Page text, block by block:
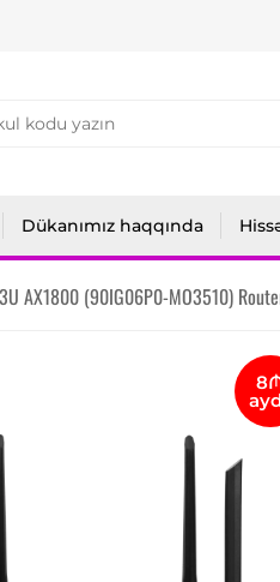
Dükanımız haqqında
AX1800 (90IG06P0-MO3510)